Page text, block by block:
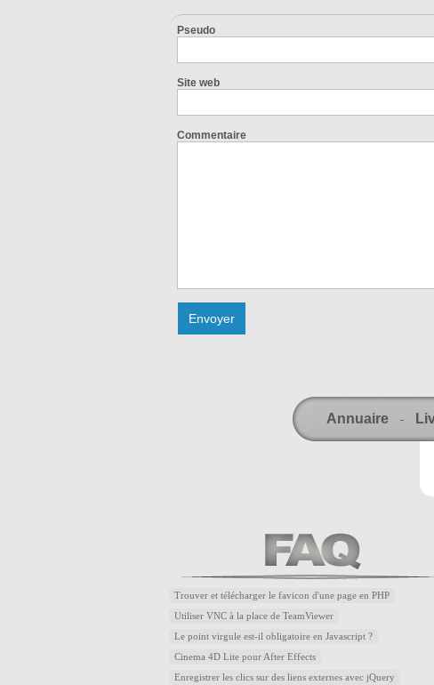
Pseudo
Site web
Commentaire
Annuaire -
Trouver et télécharger le favicon d'une page en PHP
Utiliser VNC à la place de TeamViewer
Le point virgule est-il obligatoire en Javascript ?
Cinema 4D Lite pour After Effects
Enregistrer les clics sur des liens externes avec jQuery